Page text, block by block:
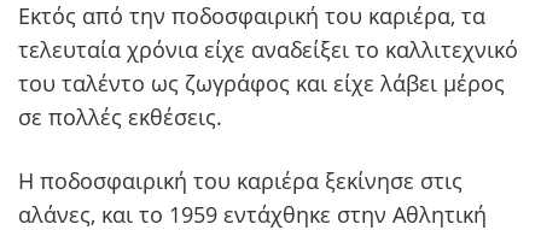
Εκτός από την ποδοσφαιρική του καριέρα, τα
τελευταία χρόνια είχε αναδείξει το καλλιτεχνικό
του ταλέντο ως ζωγράφος και είχε λάβει μέρος
σε πολλές εκθέσεις.
Η ποδοσφαιρική του καριέρα ξεκίνησε στις
αλάνες, και το 1959 εντάχθηκε στην Αθλητική